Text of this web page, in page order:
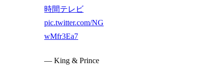
時間テレビ
pic.twitter.com/NG
wMfr3Ea7
— King & Prince